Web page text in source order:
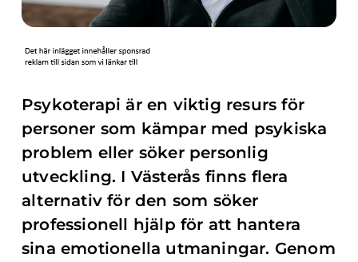
Psykoterapi är en viktig resurs för
personer som kämpar med psykiska
problem eller söker personlig
utveckling. I Västerås finns flera
alternativ för den som söker
professionell hjälp för att hantera
sina emotionella utmaningar. Genom